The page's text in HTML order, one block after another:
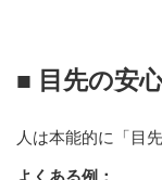
■ 目先の安
人は本能的に「目
よくある例：